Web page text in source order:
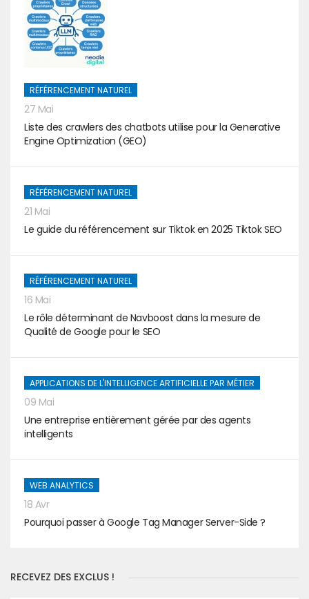
RÉFÉRENCEMENT NATUREL
27 Mai
Liste des crawlers des chatbots utilise pour la Generative
Engine Optimization (GEO)
RÉFÉRENCEMENT NATUREL
21 Mai
Le guide du référencement sur Tiktok en 2025 Tiktok SEO
RÉFÉRENCEMENT NATUREL
16 Mai
Le rôle déterminant de Navboost dans la mesure de
Qualité de Google pour le SEO
APPLICATIONS DE L'INTELLIGENCE ARTIFICIELLE PAR MÉTIER
09 Mai
Une entreprise entièrement gérée par des agents
intelligents
WEB ANALYTICS
18 Avr
Pourquoi passer à Google Tag Manager Server-Side ?
RECEVEZ DES EXCLUS !